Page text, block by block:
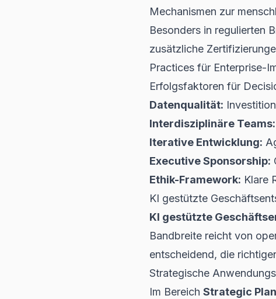
Mechanismen zur
Besonders in regulierten
zusätzliche
Practices für Enterprise-
Erfolgsfaktoren für
Datenqualität:
Interdisziplinäre Teams:
Iterative Entwicklung:
Executive Sponsorship:
Ethik-Framework: Klare
KI gestützte
KI gestützte
Bandbreite reicht von
entscheidend, die
Strategische
Im Bereich Strategic